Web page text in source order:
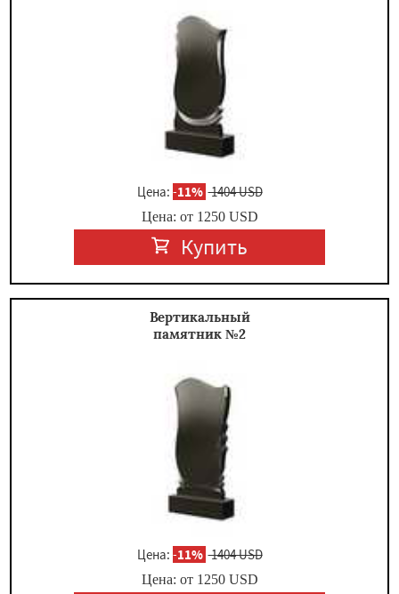
Цена: -11% 1404 USD
Цена: от 1250USD
Купить
Вертикальный
памятник №2
Цена: -11% 1404 USD
Цена: от 1250USD